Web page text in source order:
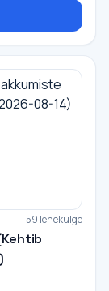
59 lehekülge